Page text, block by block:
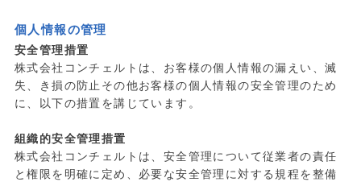
個人情報の管理
安全管理措置
株式会社コンチェルトは、お客様の個人情報の漏えい、滅
失、き損の防止その他お客様の個人情報の安全管理のため
に、以下の措置を講じています。
組織的安全管理措置
株式会社コンチェルトは、安全管理について従業者の責任
と権限を明確に定め、必要な安全管理に対する規程を整備